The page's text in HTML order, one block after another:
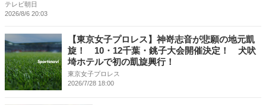
テレビ朝日
2026/8/6 20:03
【東京女子プロレス】神嵜志音が悲願の地元凱
旋！ 10・12千葉・銚子大会開催決定！ 犬吠
埼ホテルで初の凱旋興行！
東京女子プロレス
2026/7/28 18:00